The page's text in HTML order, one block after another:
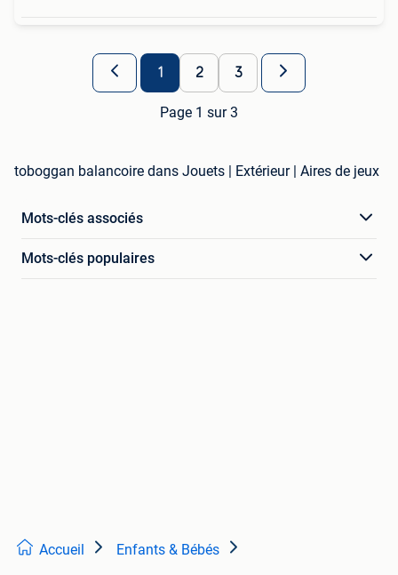
1 2 3
Page 1 sur 3
toboggan balancoire dans Jouets | Extérieur | Aires de jeux
Mots-clés associés
Mots-clés populaires
Accueil Enfants & Bébés